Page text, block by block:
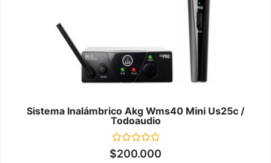
Sistema Inalámbrico Akg Wms40 Mini Us25c /
Todoaudio
Valorado
en
$200.000